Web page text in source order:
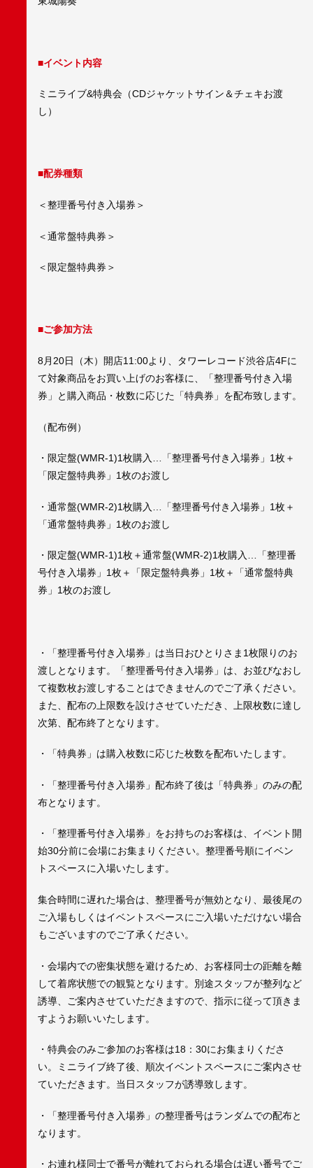
■イベント内容
ミニライブ&特典会（CDジャケットサイン＆チェキお渡
し）
■配券種類
＜整理番号付き入場券＞
＜通常盤特典券＞
＜限定盤特典券＞
■ご参加方法
8月20日（木）開店11:00より、タワーレコード渋谷店4Fに
て対象商品をお買い上げのお客様に、「整理番号付き入場
券」と購入商品・枚数に応じた「特典券」を配布致します。
（配布例）
・限定盤(WMR-1)1枚購入…「整理番号付き入場券」1枚＋
「限定盤特典券」1枚のお渡し
・通常盤(WMR-2)1枚購入…「整理番号付き入場券」1枚＋
「通常盤特典券」1枚のお渡し
・限定盤(WMR-1)1枚＋通常盤(WMR-2)1枚購入…「整理番
号付き入場券」1枚＋「限定盤特典券」1枚＋「通常盤特典
券」1枚のお渡し
・「整理番号付き入場券」は当日おひとりさま1枚限りのお
渡しとなります。「整理番号付き入場券」は、お並びなおし
て複数枚お渡しすることはできませんのでご了承ください。
また、配布の上限数を設けさせていただき、上限枚数に達し
次第、配布終了となります。
・「特典券」は購入枚数に応じた枚数を配布いたします。
・「整理番号付き入場券」配布終了後は「特典券」のみの配
布となります。
・「整理番号付き入場券」をお持ちのお客様は、イベント開
始30分前に会場にお集まりください。整理番号順にイベン
トスペースに入場いたします。
集合時間に遅れた場合は、整理番号が無効となり、最後尾の
ご入場もしくはイベントスペースにご入場いただけない場合
もございますのでご了承ください。
・会場内での密集状態を避けるため、お客様同士の距離を離
して着席状態での観覧となります。別途スタッフが整列など
誘導、ご案内させていただきますので、指示に従って頂きま
すようお願いいたします。
・特典会のみご参加のお客様は18：30にお集まりくださ
い。ミニライブ終了後、順次イベントスペースにご案内させ
ていただきます。当日スタッフが誘導致します。
・「整理番号付き入場券」の整理番号はランダムでの配布と
なります。
・お連れ様同士で番号が離れておられる場合は遅い番号でご